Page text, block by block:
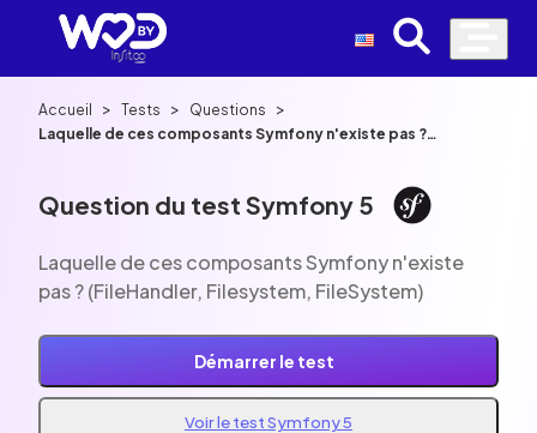
Accueil > Tests > Questions >
Laquelle de ces composants Symfony n'existe pas ?
Question du test Symfony 5
Laquelle de ces composants Symfony n'existe
pas ? (FileHandler, Filesystem, FileSystem)
Démarrer le test
Voir le test Symfony 5